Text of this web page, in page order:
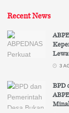
Recent News
3
BPD